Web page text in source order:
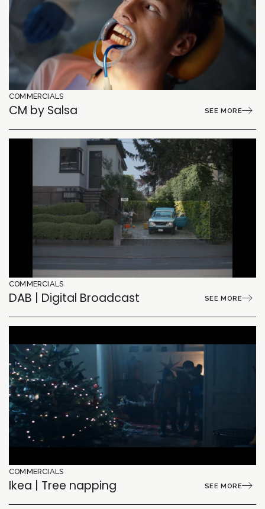
COMMERCIALS
CM by Salsa SEE MORE
COMMERCIALS
DAB | Digital Broadcast SEE MORE
COMMERCIALS
Ikea | Tree napping SEE MORE